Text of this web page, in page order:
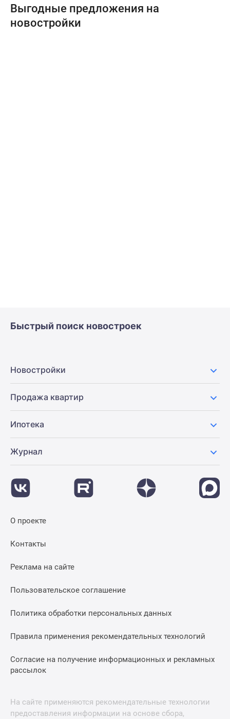
Выгодные предложения на
новостройки
Быстрый поиск новостроек
Новостройки
Продажа квартир
Ипотека
Журнал
О проекте
Контакты
Реклама на сайте
Пользовательское соглашение
Политика обработки персональных данных
Правила применения рекомендательных технологий
Согласие на получение информационных и рекламных
рассылок
На сайте применяются рекомендательные технологии
предоставления информации на основе сбора,